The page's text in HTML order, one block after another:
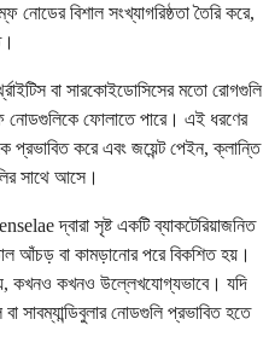
বিশাল সংখ্যাগরিষ্ঠতা তৈরি করে,
বা সারকোইডোসিসের মতো রোগগুলি
নোডগুলিকে ফোলাতে পারে। এই ধরণের
প্রভাবিত করে এবং জয়েন্ট পেইন, ক্লান্তি
সাথে আসে।
দ্বারা সৃষ্ট একটি ব্যাকটেরিয়াজনিত
আঁচড় বা কামড়ানোর পরে বিকশিত হয়।
কখনও কখনও উল্লেখযোগ্যভাবে। যদি
সাবম্যান্ডিবুলার নোডগুলি প্রভাবিত হতে